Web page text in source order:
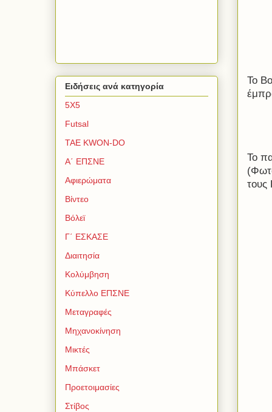
Το
Το
τους
Ειδήσεις ανά κατηγορία
5Χ5
Futsal
TAE KWON-DO
Α΄ ΕΠΣΝΕ
Αφιερώματα
Βίντεο
Βόλεϊ
Γ΄ ΕΣΚΑΣΕ
Διαιτησία
Κολύμβηση
Κύπελλο ΕΠΣΝΕ
Μεταγραφές
Μηχανοκίνηση
Μικτές
Μπάσκετ
Προετοιμασίες
Στίβος